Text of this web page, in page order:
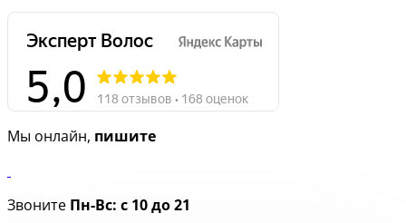
Мы онлайн, пишите
Звоните Пн-Вс: с 10 до 21